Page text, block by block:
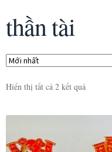
thần tài
Hiển thị tất cả 2 kết quả